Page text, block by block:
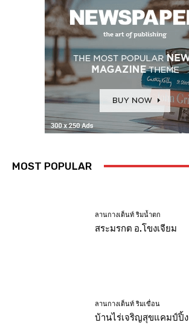
MOST POPULAR
ลานกางเต็นท์ ริมน้ำตก
สระมรกต อ.โขงเจียม
ลานกางเต็นท์ ริมเขื่อน
บ้านไร่เจริญสุขแคมป์ปิ้ง